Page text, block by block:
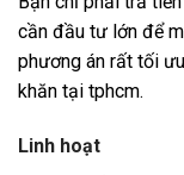
cần đầu tư lớn để
phương án rất tối
khăn tại tphcm.
Linh hoạt